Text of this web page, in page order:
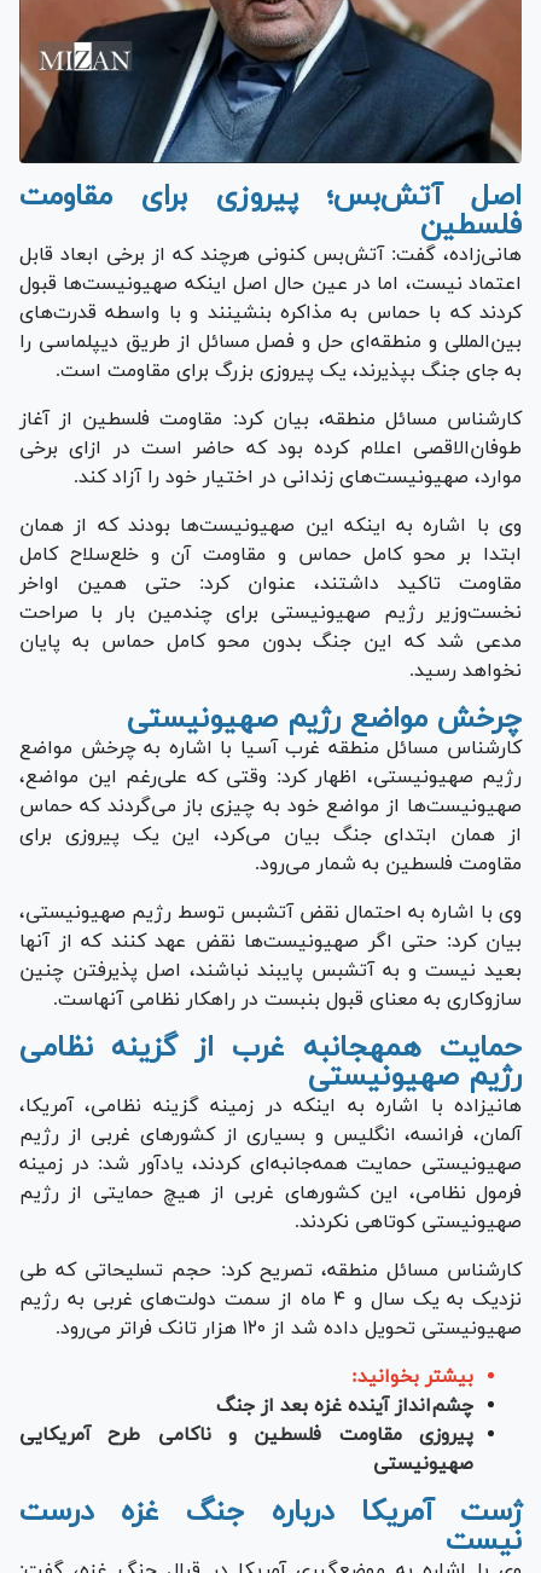
اصل آتش‌بس؛ پیروزی برای مقاومت
فلسطین
هانی‌زاده، گفت: آتش‌بس کنونی هرچند که از برخی ابعاد قابل
اعتماد نیست، اما در عین حال اصل اینکه صهیونیست‌ها قبول
کردند که با حماس به مذاکره بنشینند و با واسطه قدرت‌های
بین‌المللی و منطقه‌ای حل و فصل مسائل از طریق دیپلماسی را
به جای جنگ بپذیرند، یک پیروزی بزرگ برای مقاومت است.
کارشناس مسائل منطقه، بیان کرد: مقاومت فلسطین از آغاز
طوفان‌الاقصی اعلام کرده بود که حاضر است در ازای برخی
موارد، صهیونیست‌های زندانی در اختیار خود را آزاد کند.
وی با اشاره به اینکه این صهیونیست‌ها بودند که از همان
ابتدا بر محو کامل حماس و مقاومت آن و خلع‌سلاح کامل
مقاومت تاکید داشتند، عنوان کرد: حتی همین اواخر
نخست‌وزیر رژیم صهیونیستی برای چندمین بار با صراحت
مدعی شد که این جنگ بدون محو کامل حماس به پایان
نخواهد رسید.
چرخش مواضع رژیم صهیونیستی
کارشناس مسائل منطقه غرب آسیا با اشاره به چرخش مواضع
رژیم صهیونیستی، اظهار کرد: وقتی که علی‌رغم این مواضع،
صهیونیست‌ها از مواضع خود به چیزی باز می‌گردند که حماس
از همان ابتدای جنگ بیان می‌کرد، این یک پیروزی برای
مقاومت فلسطین به شمار می‌رود.
وی با اشاره به احتمال نقض آتش‎بس توسط رژیم صهیونیستی،
بیان کرد: حتی اگر صهیونیست‌ها نقض عهد کنند که از آنها
بعید نیست و به آتش‎بس پایبند نباشند، اصل پذیرفتن چنین
سازوکاری به معنای قبول بن‎بست در راهکار نظامی آنهاست.
حمایت همه‎جانبه غرب از گزینه نظامی
رژیم صهیونیستی
هانی‎زاده با اشاره به اینکه در زمینه گزینه نظامی، آمریکا،
آلمان، فرانسه، انگلیس و بسیاری از کشور‌های غربی از رژیم
صهیونیستی حمایت همه‌جانبه‌ای کردند، یادآور شد: در زمینه
فرمول نظامی، این کشور‌های غربی از هیچ حمایتی از رژیم
صهیونیستی کوتاهی نکردند.
کارشناس مسائل منطقه، تصریح کرد: حجم تسلیحاتی که طی
نزدیک به یک سال و ۴ ماه از سمت دولت‌های غربی به رژیم
صهیونیستی تحویل داده شد از ۱۲۰ هزار تانک فراتر می‌رود.
بیشتر بخوانید:
چشم‌انداز آینده غزه بعد از جنگ
پیروزی مقاومت فلسطین و ناکامی طرح آمریکایی
صهیونیستی
ژست آمریکا درباره جنگ غزه درست
نیست